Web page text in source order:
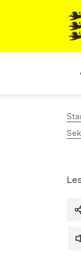
Zum